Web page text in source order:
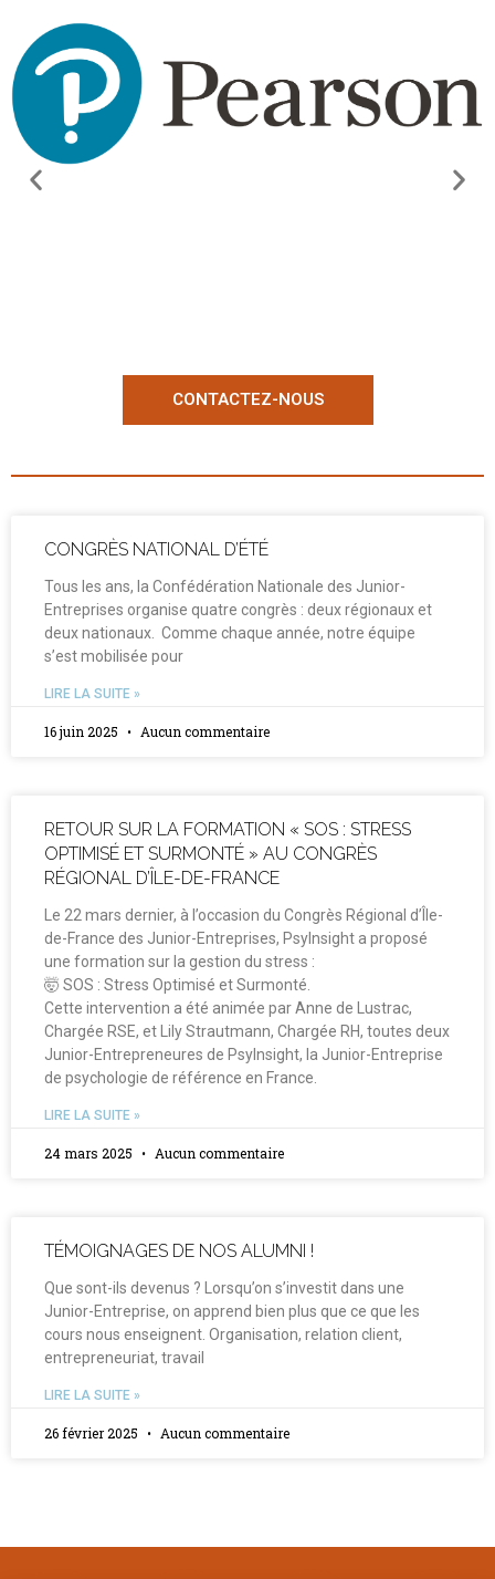
CONTACTEZ-NOUS
CONGRÈS NATIONAL D’ÉTÉ
Tous les ans, la Confédération Nationale des Junior-
Entreprises organise quatre congrès : deux régionaux et
deux nationaux. Comme chaque année, notre équipe
s’est mobilisée pour
LIRE LA SUITE »
16 juin 2025 Aucun commentaire
RETOUR SUR LA FORMATION « SOS : STRESS
OPTIMISÉ ET SURMONTÉ » AU CONGRÈS
RÉGIONAL D’ÎLE-DE-FRANCE
Le 22 mars dernier, à l’occasion du Congrès Régional d’Île-
de-France des Junior-Entreprises, PsyInsight a proposé
une formation sur la gestion du stress :
🤯 SOS : Stress Optimisé et Surmonté.
Cette intervention a été animée par Anne de Lustrac,
Chargée RSE, et Lily Strautmann, Chargée RH, toutes deux
Junior-Entrepreneures de PsyInsight, la Junior-Entreprise
de psychologie de référence en France.
LIRE LA SUITE »
24 mars 2025 Aucun commentaire
TÉMOIGNAGES DE NOS ALUMNI !
Que sont-ils devenus ? Lorsqu’on s’investit dans une
Junior-Entreprise, on apprend bien plus que ce que les
cours nous enseignent. Organisation, relation client,
entrepreneuriat, travail
LIRE LA SUITE »
26 février 2025 Aucun commentaire